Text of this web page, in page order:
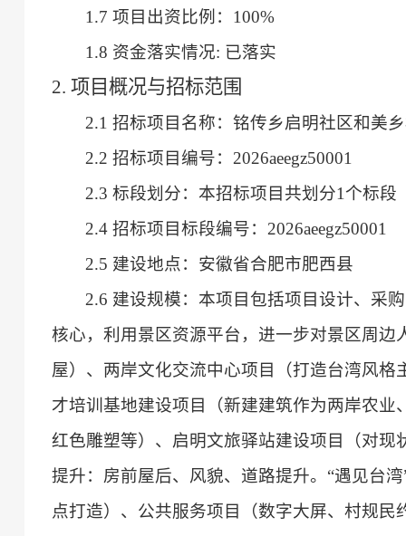
1.7 项目出资比例：100%
1.8 资金落实情况: 已落实
2. 项目概况与招标范围
2.1 招标项目名称：铭传乡启明社区和美
2.2 招标项目编号：2026aeegz50001
2.3 标段划分：本招标项目共划分1个标段
2.4 招标项目标段编号：2026aeegz50001
2.5 建设地点：安徽省合肥市肥西县
2.6 建设规模：本项目包括项目设计、采
核心，利用景区资源平台，进一步对景区周
屋）、两岸文化交流中心项目（打造台湾风
才培训基地建设项目（新建建筑作为两岸农
红色雕塑等）、启明文旅驿站建设项目（对
提升：房前屋后、风貌、道路提升。“遇见台
点打造）、公共服务项目（数字大屏、村规